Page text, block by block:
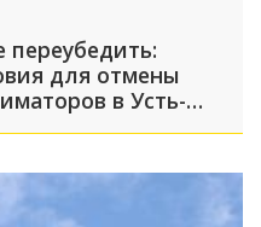
для отмены
в Усть-